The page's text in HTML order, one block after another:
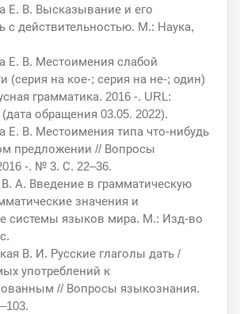
Е. В. Высказывание и его
с действительностью. М.: Наука,
Е. В. Местоимения слабой
(серия на кое-; серия на не-; один)
грамматика. 2016 -. URL:
(дата обращения 03.05. 2022).
Е. В. Местоимения типа что-нибудь
предложении // Вопросы
-. № 3. С. 22–36.
В. А. Введение в грамматическую
значения и
системы языков мира. М.: Изд-во
В. И. Русские глаголы дать /
употреблений к
// Вопросы языкознания.